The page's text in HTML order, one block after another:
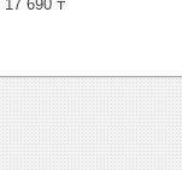
17 690 ₸